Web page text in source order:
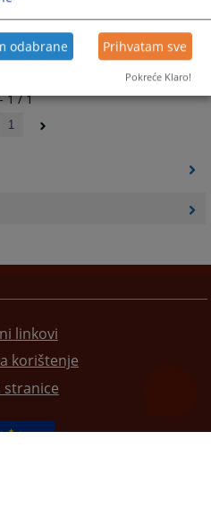
1 / 1
1
linkovi
korištenje
stranice
odabrane Prihvatam sve
Pokreće Klaro!